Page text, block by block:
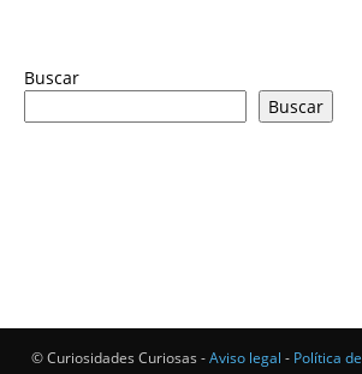
Buscar
Buscar
© Curiosidades Curiosas -Aviso legal - Política